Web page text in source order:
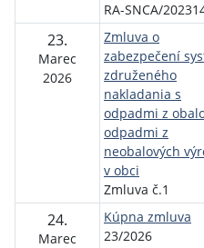
RA-SNCA/
23.
Marec
2026
Zmluva o
zabezpečení
združeného
nakladania s
odpadmi z
odpadmi z
neobalových
v obci
Zmluva č.1
24.
Marec
Kúpna zmluva
23/2026